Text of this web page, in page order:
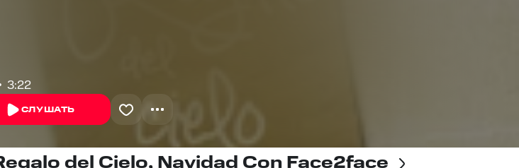
3:22
СЛУШАТЬ
del Cielo, Navidad Con Face2face